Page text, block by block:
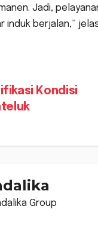
Jadi,
berjalan,”
Kondisi
Group